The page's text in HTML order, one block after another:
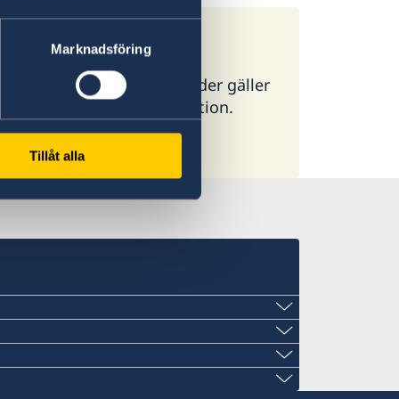
Marknadsföring
Tillåt alla
för alla länder. I vissa länder gäller
för mer information.